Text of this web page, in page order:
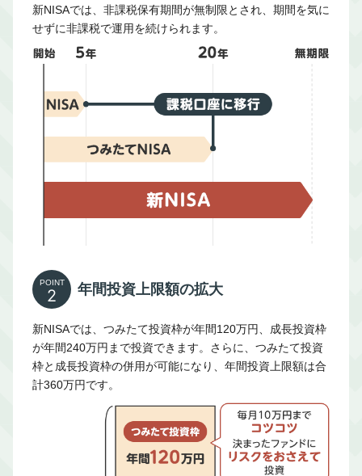
新NISAでは、非課税保有期間が無制限とされ、期間を気に
せずに非課税で運用を続けられます。
POINT
2 年間投資上限額の拡大
新NISAでは、つみたて投資枠が年間120万円、成長投資枠
が年間240万円まで投資できます。さらに、つみたて投資
枠と成長投資枠の併用が可能になり、年間投資上限額は合
計360万円です。